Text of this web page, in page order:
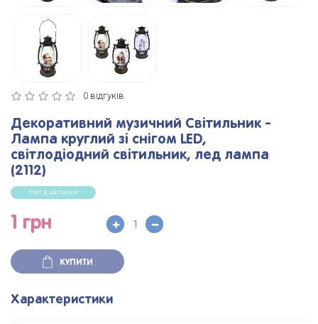
0 відгуків
Декоративний музичний Світильник -
Лампа круглий зі снігом LED,
світлодіодний світильник, лед лампа
(2112)
Нет в наличии
1 грн
КУПИТИ
Характеристики